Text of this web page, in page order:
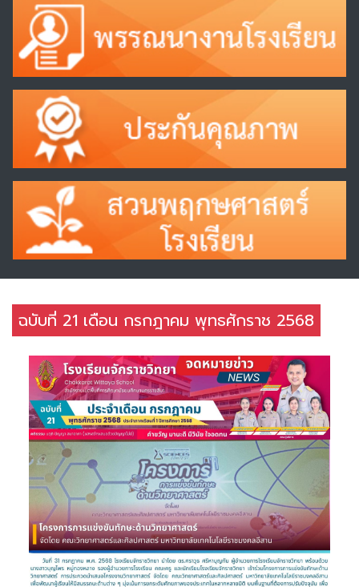
ฉบับที่ 21 เดือน กรกฎาคม พุทธศักราช 2568